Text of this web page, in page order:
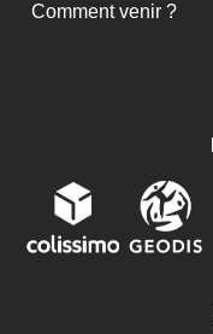
Comment venir ?